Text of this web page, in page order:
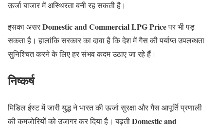
ऊर्जा बाजार में अस्थिरता बनी रह सकती है।
इसका असरDomestic and Commercial LPG Priceपर भी पड़
सकता है। हालांकि सरकार का दावा है कि देश में गैस की पर्याप्त उपलब्धता
सुनिश्चित करने के लिए हर संभव कदम उठाए जा रहे हैं।
निष्कर्ष
मिडिल ईस्ट में जारी युद्ध ने भारत की ऊर्जा सुरक्षा और गैस आपूर्ति प्रणाली
की कमजोरियों को उजागर कर दिया है। बढ़तीDomestic and